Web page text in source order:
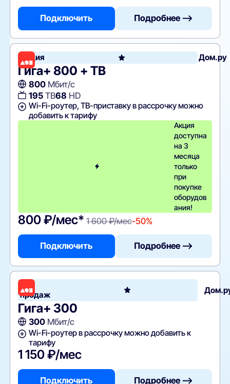
Подключить Подробнее —>
Акция Дом.ру
Гига+ 800 + ТВ
800Мбит/с
195ТВ68 HD
Wi-Fi-роутер, ТВ-приставку в рассрочку можно
добавить к тарифу
Акция
доступна
на 3
месяца
только
при
покупке
оборудов
ания!
800 ₽/мес* 1 600 ₽/мес-50%
Подключить Подробнее —>
Хит
продаж
Гига+ 300
300Мбит/с
Wi-Fi-роутер в рассрочку можно добавить к
тарифу
1 150 ₽/мес
Подключить Подробнее —>